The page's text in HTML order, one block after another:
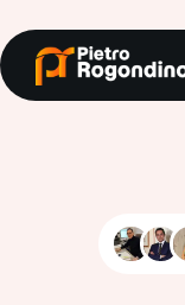
contenuto